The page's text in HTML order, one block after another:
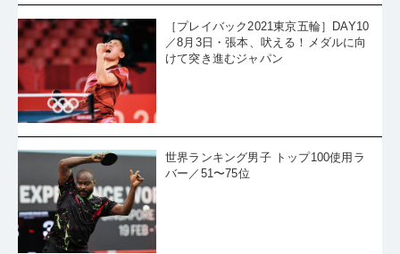
［プレイバック2021東京五輪］DAY10
／8月3日・張本、吠える！メダルに向
けて突き進むジャパン
世界ランキング男子 トップ100使用ラ
バー／51〜75位